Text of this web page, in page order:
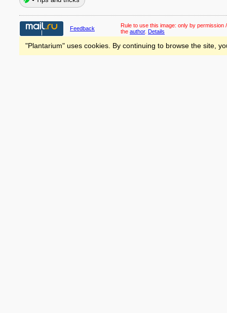
Feedback Rule to use this image: only by permission
the author. Details
"Plantarium" uses cookies. By continuing to browse the site,